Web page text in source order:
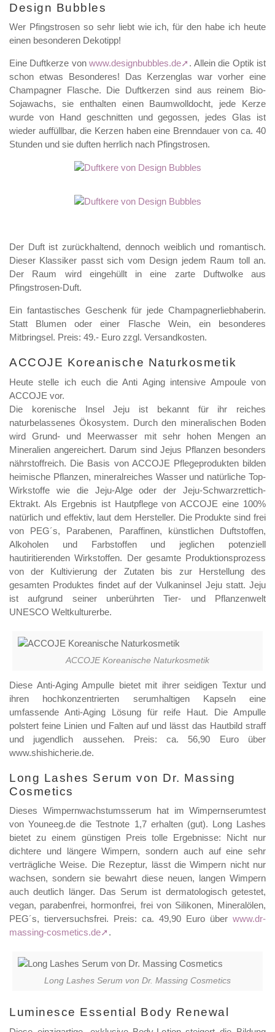
Design Bubbles
Wer Pfingstrosen so sehr liebt wie ich, für den habe ich heute
einen besonderen Dekotipp!
Eine Duftkerze vonwww.designbubbles.de
. Allein die Optik ist
schon etwas Besonderes! Das Kerzenglas war vorher eine
Champagner Flasche. Die Duftkerzen sind aus reinem Bio-
Sojawachs, sie enthalten einen Baumwolldocht, jede Kerze
wurde von Hand geschnitten und gegossen, jedes Glas ist
wieder auffüllbar, die Kerzen haben eine Brenndauer von ca. 40
Stunden und sie duften herrlich nach Pfingstrosen.
Der Duft ist zurückhaltend, dennoch weiblich und romantisch.
Dieser Klassiker passt sich vom Design jedem Raum toll an.
Der Raum wird eingehüllt in eine zarte Duftwolke aus
Pfingstrosen-Duft.
Ein fantastisches Geschenk für jede Champagnerliebhaberin.
Statt Blumen oder einer Flasche Wein, ein besonderes
Mitbringsel. Preis: 49.- Euro zzgl. Versandkosten.
ACCOJE Koreanische Naturkosmetik
Heute stelle ich euch die Anti Aging intensive Ampoule von
ACCOJE vor.
Die korenische Insel Jeju ist bekannt für ihr reiches
naturbelassenes Ökosystem. Durch den mineralischen Boden
wird Grund- und Meerwasser mit sehr hohen Mengen an
Mineralien angereichert. Darum sind Jejus Pflanzen besonders
nährstoffreich. Die Basis von ACCOJE Pflegeprodukten bilden
heimische Pflanzen, mineralreiches Wasser und natürliche Top-
Wirkstoffe wie die Jeju-Alge oder der Jeju-Schwarzrettich-
Ektrakt. Als Ergebnis ist Hautpflege von ACCOJE eine 100%
natürlich und effektiv, laut dem Hersteller. Die Produkte sind frei
von PEG´s, Parabenen, Paraffinen, künstlichen Duftstoffen,
Alkoholen und Farbstoffen und jeglichen potenziell
hautiritierenden Wirkstoffen. Der gesamte Produktionsprozess
von der Kultivierung der Zutaten bis zur Herstellung des
gesamten Produktes findet auf der Vulkaninsel Jeju statt. Jeju
ist aufgrund seiner unberührten Tier- und Pflanzenwelt
UNESCO Weltkulturerbe.
ACCOJE Koreanische Naturkosmetik
Diese Anti-Aging Ampulle bietet mit ihrer seidigen Textur und
ihren hochkonzentrierten serumhaltigen Kapseln eine
umfassende Anti-Aging Lösung für reife Haut. Die Ampulle
polstert feine Linien und Falten auf und lässt das Hautbild straff
und jugendlich aussehen. Preis: ca. 56,90 Euro über
www.shishicherie.de.
Long Lashes Serum von Dr. Massing
Cosmetics
Dieses Wimpernwachstumsserum hat im Wimpernserumtest
von Youneeg.de die Testnote 1,7 erhalten (gut). Long Lashes
bietet zu einem günstigen Preis tolle Ergebnisse: Nicht nur
dichtere und längere Wimpern, sondern auch auf eine sehr
verträgliche Weise. Die Rezeptur, lässt die Wimpern nicht nur
wachsen, sondern sie bewahrt diese neuen, langen Wimpern
auch deutlich länger. Das Serum ist dermatologisch getestet,
vegan, parabenfrei, hormonfrei, frei von Silikonen, Mineralölen,
PEG´s, tierversuchsfrei. Preis: ca. 49,90 Euro über www.dr-
massing-cosmetics.de
.
Long Lashes Serum von Dr. Massing Cosmetics
Luminesce Essential Body Renewal